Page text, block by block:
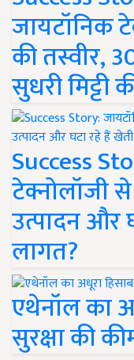
जायटॉनिक
की तस्वीर,
सुधरी मिट्टी
Success
टेक्नोलॉजी
उत्पादन और
लागत?
एथेनॉल का
सुरक्षा की